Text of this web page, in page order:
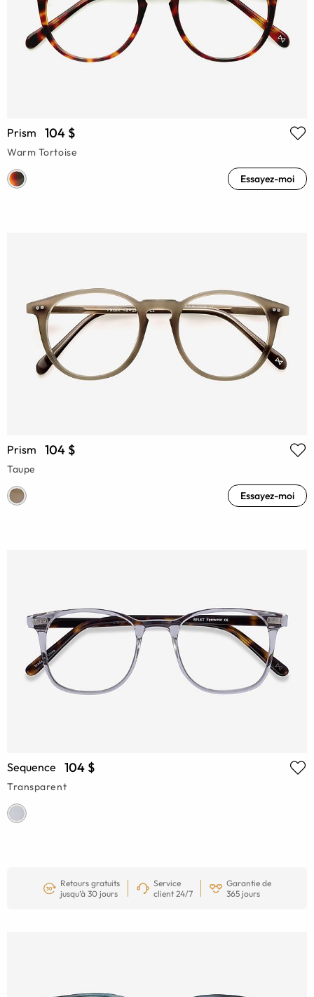
Prism 104 $
Warm Tortoise
Essayez-moi
Prism 104 $
Taupe
Essayez-moi
Sequence 104 $
Transparent
Retours gratuits
jusqu’à 30 jours
Service
client 24/7
Garantie de
365 jours